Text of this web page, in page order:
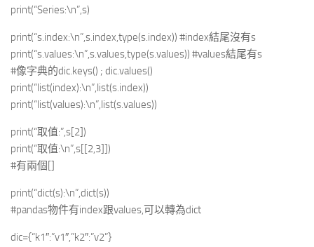
print(“Series:\n”,s)
print(“s.index:\n”,s.index,type(s.index)) #index結尾沒有s
print(“s.values:\n”,s.values,type(s.values)) #values結尾有s
#像字典的dic.keys() ; dic.values()
print(“list(index):\n”,list(s.index))
print(“list(values):\n”,list(s.values))
print(“取值:”,s[2])
print(“取值:\n”,s[[2,3]])
#有兩個[]
print(“dict(s):\n”,dict(s))
#pandas物件有index跟values,可以轉為dict
dic={“k1″:”v1″,”k2″:”v2”}